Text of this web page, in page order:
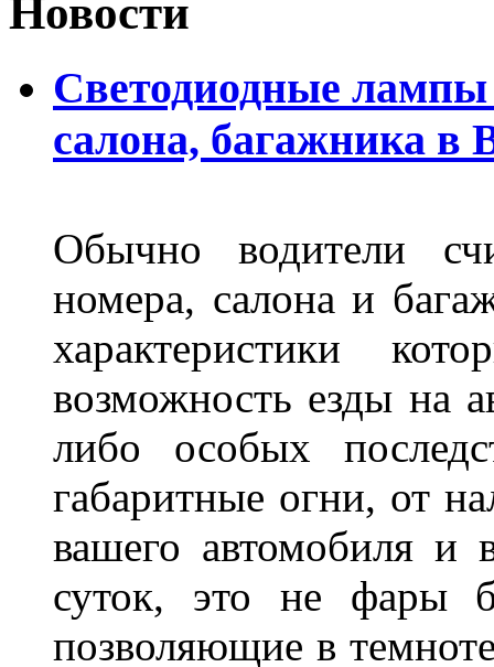
Новости
Светодиодные лампы
салона, багажника в
Обычно водители
номера, салона и
характеристики
возможность езды на
либо особых
габаритные огни, от
вашего автомобиля и
суток, это не фары
позволяющие в